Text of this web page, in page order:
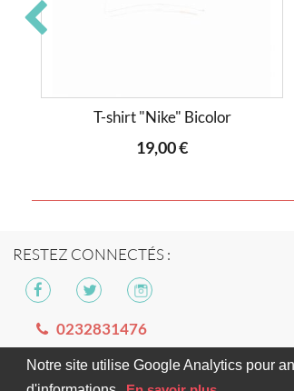
Notre site utilise Google Analytics pour
T-shirt "Nike" Bicolor
19,00 €
RESTEZ CONNECTÉS :
0232831476